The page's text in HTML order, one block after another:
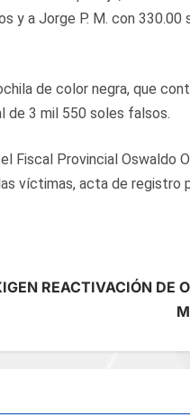
y a Jorge P. M. con
de color negra, que
de 3 mil 550 soles falsos.
Fiscal Provincial Oswaldo
víctimas, acta de registro
REACTIVACIÓN DE